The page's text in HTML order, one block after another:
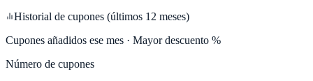
Historial de cupones (últimos 12 meses)
Cupones añadidos ese mes · Mayor descuento %
Número de cupones